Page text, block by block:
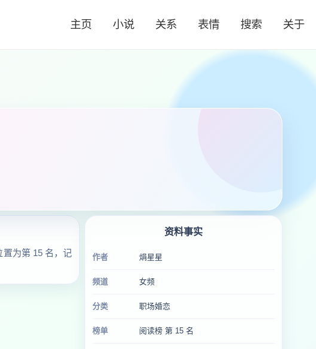
主页 小说 关系 表情 搜索 关于
置为第 15 名，记
资料事实
作者 焆星星
频道 女频
分类 职场婚恋
榜单 阅读榜 第 15 名